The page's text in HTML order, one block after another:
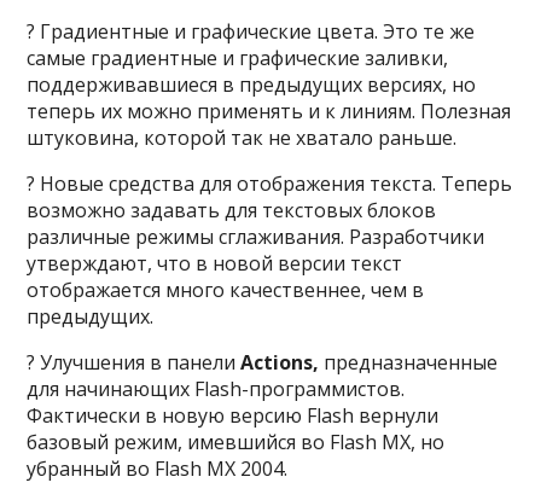
? Градиентные и графические цвета. Это те же
самые градиентные и графические заливки,
поддерживавшиеся в предыдущих версиях, но
теперь их можно применять и к линиям. Полезная
штуковина, которой так не хватало раньше.
? Новые средства для отображения текста. Теперь
возможно задавать для текстовых блоков
различные режимы сглаживания. Разработчики
утверждают, что в новой версии текст
отображается много качественнее, чем в
предыдущих.
? Улучшения в панелиActions, предназначенные
для начинающих Flash-программистов.
Фактически в новую версию Flash вернули
базовый режим, имевшийся во Flash MX, но
убранный во Flash MX 2004.